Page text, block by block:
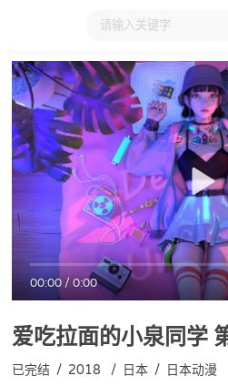
大家在看 日本动漫 国产动
00:00/0:00
爱吃拉面的小泉同学
已完结 / 2018 / 日本 / 日本动漫